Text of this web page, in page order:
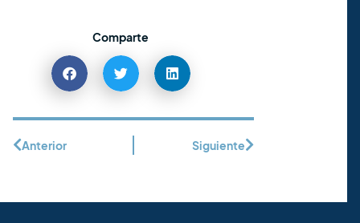
Comparte
Anterior Siguiente